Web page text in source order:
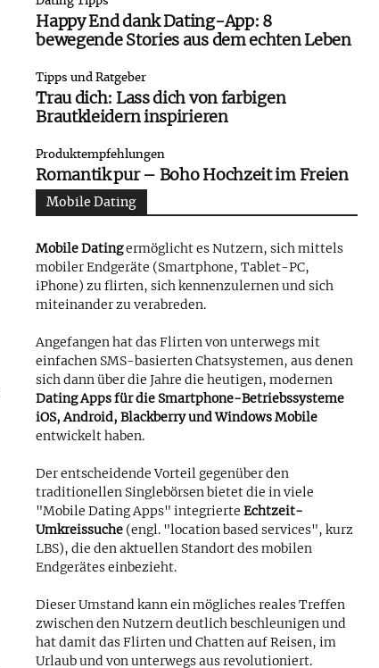
Happy End dank Dating-App: 8
bewegende Stories aus dem echten Leben
Tipps und Ratgeber
Trau dich: Lass dich von farbigen
Brautkleidern inspirieren
Produktempfehlungen
Romantik pur – Boho Hochzeit im Freien
Mobile Dating
Mobile Datingermöglicht es Nutzern, sich mittels
mobiler Endgeräte (Smartphone, Tablet-PC,
iPhone) zu flirten, sich kennenzulernen und sich
miteinander zu verabreden.
Angefangen hat das Flirten von unterwegs mit
einfachen SMS-basierten Chatsystemen, aus denen
sich dann über die Jahre die heutigen, modernen
Dating Apps für die Smartphone-Betriebssysteme
iOS, Android, Blackberry und Windows Mobile
entwickelt haben.
Der entscheidende Vorteil gegenüber den
traditionellen Singlebörsen bietet die in viele
"Mobile Dating Apps" integrierteEchtzeit-
Umkreissuche (engl. "location based services", kurz
LBS), die den aktuellen Standort des mobilen
Endgerätes einbezieht.
Dieser Umstand kann ein mögliches reales Treffen
zwischen den Nutzern deutlich beschleunigen und
hat damit das Flirten und Chatten auf Reisen, im
Urlaub und von unterwegs aus revolutioniert.